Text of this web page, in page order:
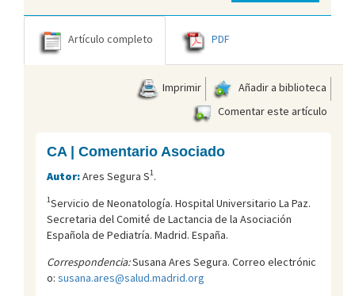
Artículo completo PDF
Imprimir
Añadir a biblioteca
Comentar este artículo
CA | Comentario Asociado
Autor:Ares Segura S1.
1Servicio de Neonatología. Hospital Universitario La Paz.
Secretaria del Comité de Lactancia de la Asociación
Española de Pediatría. Madrid. España.
Correspondencia:Susana Ares Segura. Correo electrónic
o: susana.ares@salud.madrid.org